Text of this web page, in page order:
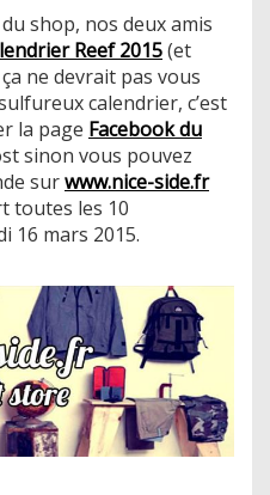
shop, nos deux amis
Reef 2015(et
ne devrait pas vous
calendrier, c’est
la page Facebook du
sinon vous pouvez
surwww.nice-side.fr
toutes les 10
16 mars 2015.